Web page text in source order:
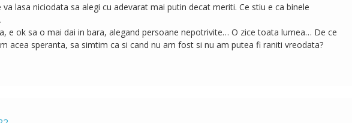
lasa niciodata sa alegi cu adevarat mai putin decat meriti. Ce stiu e ca binele
e ok sa o mai dai in bara, alegand persoane nepotrivite… O zice toata lumea… De ce
acea speranta, sa simtim ca si cand nu am fost si nu am putea fi raniti vreodata?